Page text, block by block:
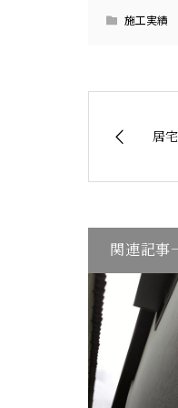
施工実績
居
関連記事